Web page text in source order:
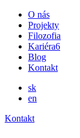
O nás
Projekty
Filozofia
Kariéra6
Blog
Kontakt
sk
en
Kontakt